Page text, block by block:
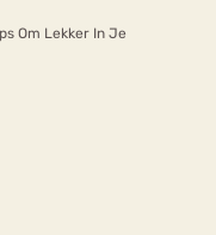
Om Lekker In Je